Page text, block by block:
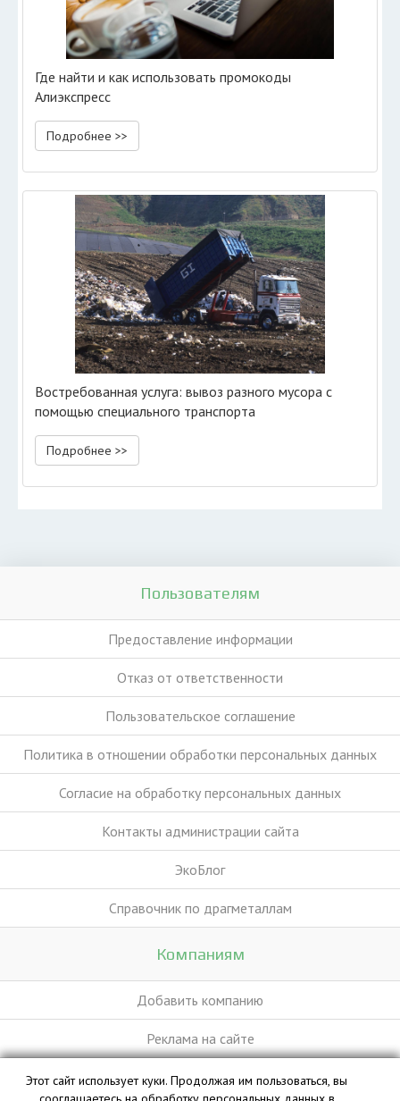
Где найти и как использовать промокоды
Алиэкспресс
Подробнее >>
Востребованная услуга: вывоз разного мусора с
помощью специального транспорта
Подробнее >>
Пользователям
Предоставление информации
Отказ от ответственности
Пользовательское соглашение
Политика в отношении обработки персональных данных
Согласие на обработку персональных данных
Контакты администрации сайта
ЭкоБлог
Справочник по драгметаллам
Компаниям
Добавить компанию
Реклама на сайте
База данных сайта vyvoz.org является интеллектуальной
Этот сайт использует куки. Продолжая им пользоваться, вы